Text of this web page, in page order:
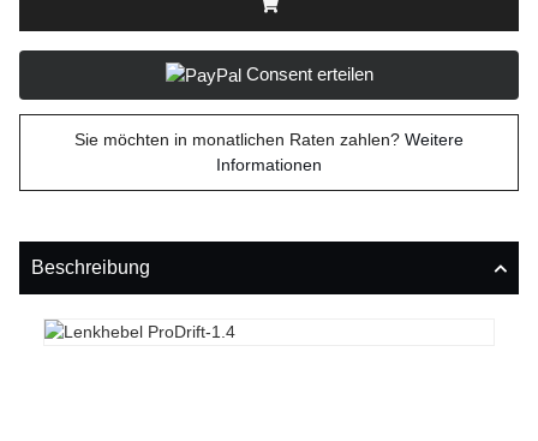
Consent erteilen
Sie möchten in monatlichen Raten zahlen? Weitere
Informationen
Beschreibung